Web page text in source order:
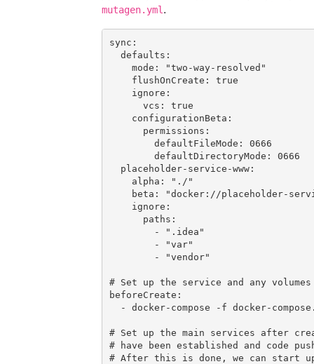
mutagen.yml .
sync:
  defaults:
    mode: "two-way-resolved"
    flushOnCreate: true
    ignore:
      vcs: true
    configurationBeta:
      permissions:
        defaultFileMode: 0666
        defaultDirectoryMode: 0666
  placeholder-service-www:
    alpha: "./"
beta: "docker://placeholder-
    ignore:
      paths:
        - ".idea"
        - "var"
        - "vendor"
# Set up the service and any
beforeCreate:
- docker-compose -f docker-
# Set up the main services after
# have been established and code
# After this is done, we can start